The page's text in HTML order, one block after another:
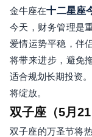
金牛座在十二星座
今天，财务管理是
爱情运势平稳，伴
将带来进步，避免
适合规划长期投资
将绽放。
双子座（5月
双子座的万圣节将